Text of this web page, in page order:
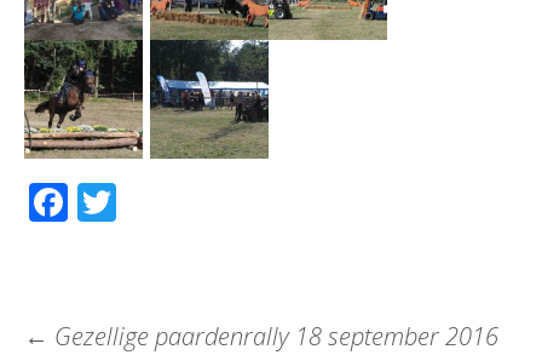
Facebook
← Gezellige paardenrally 18 september 2016